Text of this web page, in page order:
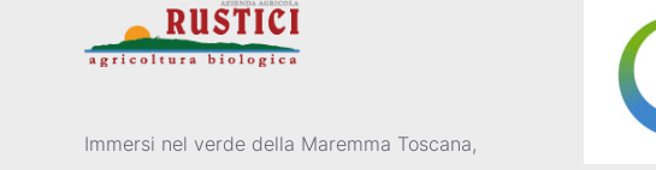
Immersi nel verde della Maremma Toscana,